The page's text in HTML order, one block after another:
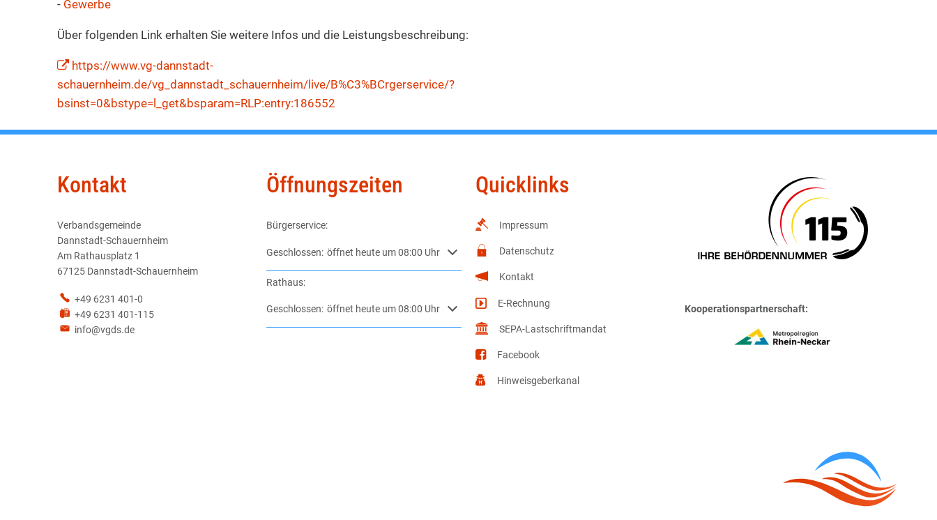
- Gewerbe
Über folgenden Link erhalten Sie weitere Infos und die Leistungsbeschreibung:
https://www.vg-dannstadt-
schauernheim.de/vg_dannstadt_schauernheim/live/B%C3%BCrgerservice/?
bsinst=0&bstype=l_get&bsparam=RLP:entry:186552
Kontakt
Verbandsgemeinde
Dannstadt-Schauernheim
Am Rathausplatz 1
67125 Dannstadt-Schauernheim
+49 6231 401-0
+49 6231 401-115
info@vgds.de
Öffnungszeiten
Bürgerservice:
Klicken, um weitere Öffnungs- oder Schließzeiten auszublenden
Geschlossen: öffnet heute um 08:00 Uhr
Rathaus:
Klicken, um weitere Öffnungs- oder Schließzeiten auszublenden
Geschlossen: öffnet heute um 08:00 Uhr
Quicklinks
Impressum
Datenschutz
Kontakt
E-Rechnung
SEPA-Lastschriftmandat
Facebook
Hinweisgeberkanal
Kooperationspartnerschaft: